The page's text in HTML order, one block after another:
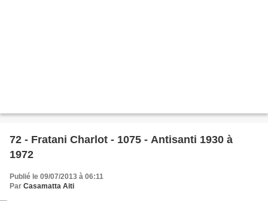
72 - Fratani Charlot - 1075 - Antisanti 1930 à
1972
Publié le 09/07/2013 à 06:11
Par Casamatta Aiti